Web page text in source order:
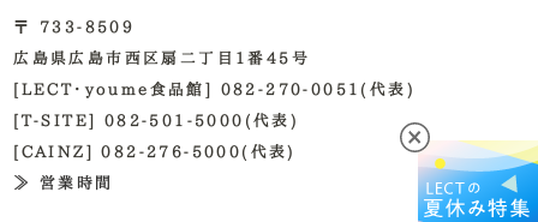
〒 733-8509
広島県広島市西区扇二丁目1番45号
[LECT・youme食品館] 082-270-0051(代表)
[T-SITE] 082-501-5000(代表)
[CAINZ] 082-276-5000(代表)
≫ 営業時間